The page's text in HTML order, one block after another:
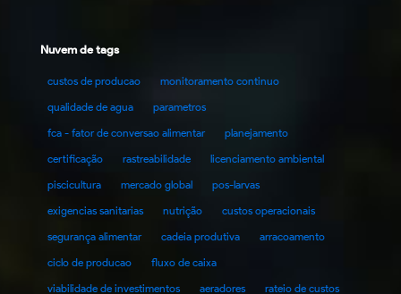
Nuvem de tags
custos de producao
monitoramento continuo
qualidade de agua
parametros
fca - fator de conversao alimentar
planejamento
certificação
rastreabilidade
licenciamento ambiental
piscicultura
mercado global
pos-larvas
exigencias sanitarias
nutrição
custos operacionais
segurança alimentar
cadeia produtiva
arracoamento
ciclo de producao
fluxo de caixa
viabilidade de investimentos
aeradores rateio de custos